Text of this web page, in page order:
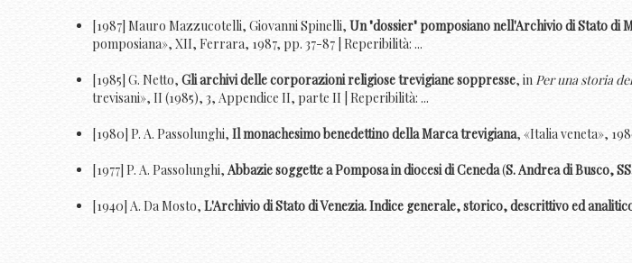
[1987] Mauro Mazzucotelli, Giovanni Spinelli, Un "dossier" pomposiano nell'Archivio di Stato di
pomposiana», XII, Ferrara, 1987, pp. 37-87 | Reperibilità: ...
[1985] G. Netto, Gli archivi delle corporazioni religiose trevigiane soppresse, inPer una storia
trevisani», II (1985), 3, Appendice II, parte II | Reperibilità: ...
[1980] P. A. Passolunghi, Il monachesimo benedettino della Marca trevigiana, «Italia veneta»,
[1977] P. A. Passolunghi,Abbazie soggette a Pomposa in diocesi di Ceneda(S. Andrea di Busco,
[1940] A. Da Mosto, L'Archivio di Stato di Venezia. Indice generale, storico, descrittivo ed